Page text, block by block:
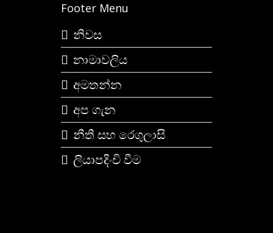
Footer Menu
නිවස
නාමාවලිය
අමතන්න
අප ගැන
නීති සහ රෙගුලාසි
ලියාපදිංචි වීම